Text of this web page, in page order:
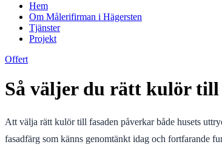
Hem
Om Målerifirman i Hägersten
Tjänster
Projekt
Offert
Så väljer du rätt kulör till
Att välja rätt kulör till fasaden påverkar både husets
fasadfärg som känns genomtänkt idag och fortfarande